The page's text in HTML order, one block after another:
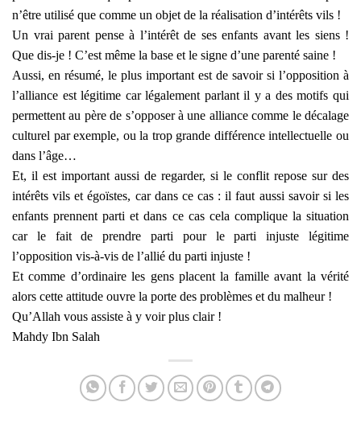
n’être utilisé que comme un objet de la réalisation d’intérêts vils !
Un vrai parent pense à l’intérêt de ses enfants avant les siens !
Que dis-je ! C’est même la base et le signe d’une parenté saine !
Aussi, en résumé, le plus important est de savoir si l’opposition à
l’alliance est légitime car légalement parlant il y a des motifs qui
permettent au père de s’opposer à une alliance comme le décalage
culturel par exemple, ou la trop grande différence intellectuelle ou
dans l’âge…
Et, il est important aussi de regarder, si le conflit repose sur des
intérêts vils et égoïstes, car dans ce cas : il faut aussi savoir si les
enfants prennent parti et dans ce cas cela complique la situation
car le fait de prendre parti pour le parti injuste légitime
l’opposition vis-à-vis de l’allié du parti injuste !
Et comme d’ordinaire les gens placent la famille avant la vérité
alors cette attitude ouvre la porte des problèmes et du malheur !
Qu’Allah vous assiste à y voir plus clair !
Mahdy Ibn Salah